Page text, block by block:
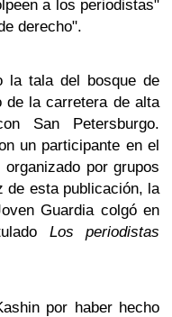
a los periodistas"
derecho".
la tala del bosque de
de la carretera de alta
San Petersburgo.
un participante en el
por grupos
de esta publicación, la
Guardia colgó en
Los periodistas
por haber hecho